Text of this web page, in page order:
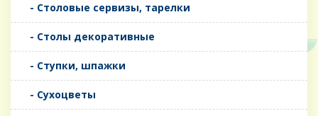
- Столовые сервизы, тарелки
- Столы декоративные
- Ступки, шпажки
- Сухоцветы